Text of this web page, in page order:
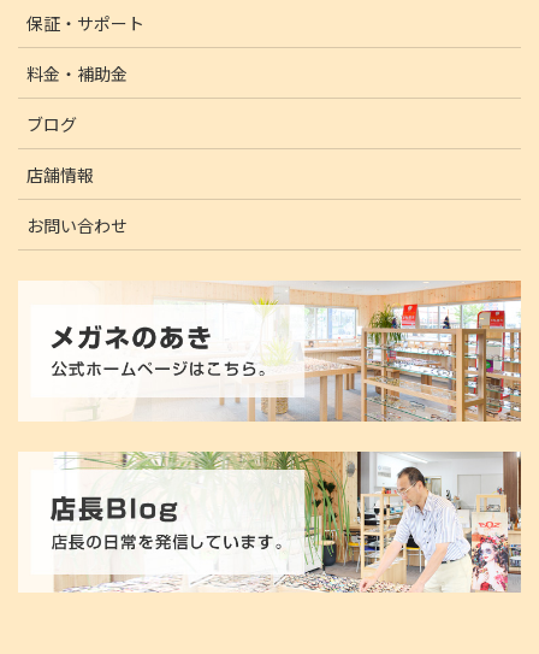
保証・サポート
料金・補助金
ブログ
店舗情報
お問い合わせ